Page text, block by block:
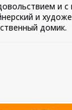
и
и
домик.